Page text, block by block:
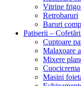
Vitrine
Retrobaruri
Baruri
Patiserii –
Cuptoare
Malaxoare
Mixere
Cuocicrema
Masini